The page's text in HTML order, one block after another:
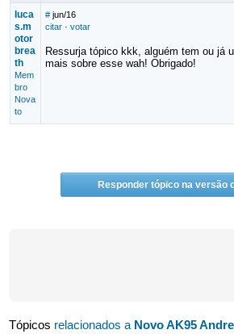
luca
s.m
otor
brea
th
Mem
bro
Nova
to
# jun/16
citar· votar
Ressurja tópico kkk, alguém tem ou já
mais sobre esse wah! Obrigado!
Responder tópico na versão
Tópicos relacionados a Novo AK95